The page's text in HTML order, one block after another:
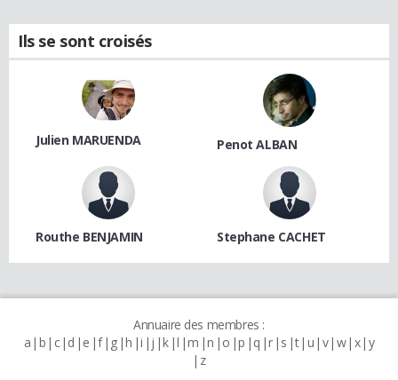
Ils se sont croisés
Julien MARUENDA Penot ALBAN
Routhe BENJAMIN Stephane CACHET
Annuaire des membres :
a b c d e f g h i j k l m n o p q r s t u v w x y
z